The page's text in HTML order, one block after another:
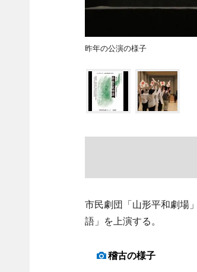
昨年の公演の様子
市民劇団「山形平和劇場
語」を上演する。
稽古の様子